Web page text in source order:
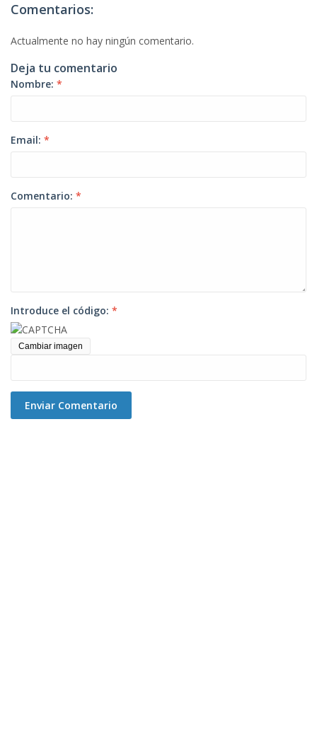
Comentarios:
Actualmente no hay ningún comentario.
Deja tu comentario
Nombre: *
Email: *
Comentario: *
Introduce el código: *
Cambiar imagen
Enviar Comentario